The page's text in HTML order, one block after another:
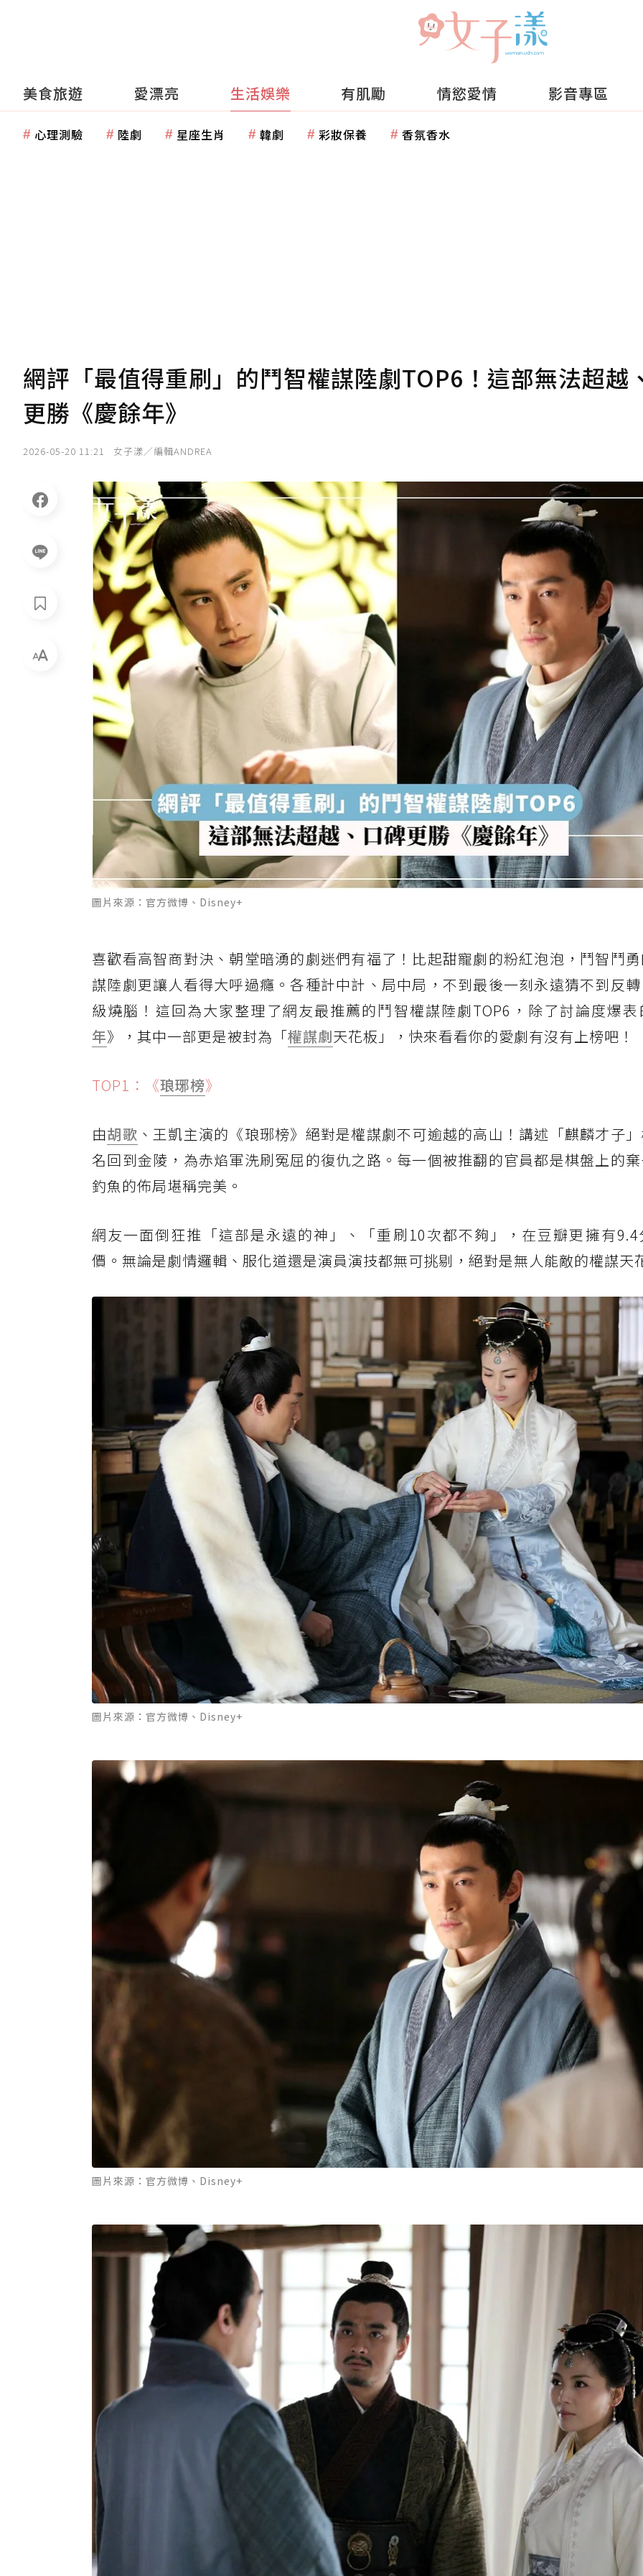
美食旅遊 愛漂亮 生活娛樂 有肌勵 情慾愛情 影音專區
心理測驗 陸劇 星座生肖 韓劇 彩妝保養 香氛香水
網評「最值得重刷」的鬥智權謀陸劇TOP6！這部無法超越
更勝《慶餘年》
2026-05-20 11:21 女子漾／編輯ANDREA
圖片來源：官方微博、Disney+
喜歡看高智商對決、朝堂暗湧的劇迷們有福了！比起甜寵劇的粉紅泡泡，鬥智鬥
謀陸劇更讓人看得大呼過癮。各種計中計、局中局，不到最後一刻永遠猜不到反
級燒腦！這回為大家整理了網友最推薦的鬥智權謀陸劇TOP6，除了討論度爆
年》，其中一部更是被封為「權謀劇天花板」，快來看看你的愛劇有沒有上榜吧！
TOP1：《琅琊榜》
由胡歌 、王凱主演的《琅琊榜》絕對是權謀劇不可逾越的高山！講述「麒麟才子
名回到金陵，為赤焰軍洗刷冤屈的復仇之路。每一個被推翻的官員都是棋盤上的
釣魚的佈局堪稱完美。
網友一面倒狂推「這部是永遠的神」、「重刷10次都不夠」，在豆瓣更擁有
價。無論是劇情邏輯、服化道還是演員演技都無可挑剔，絕對是無人能敵的權謀天
圖片來源：官方微博、Disney+
圖片來源：官方微博、Disney+